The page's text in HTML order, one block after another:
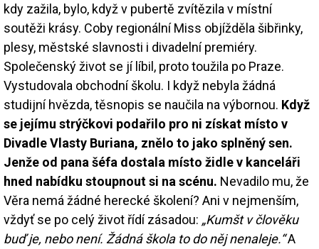
kdy zažila, bylo, když v pubertě zvítězila v místní
soutěži krásy. Coby regionální Miss objížděla šibřinky,
plesy, městské slavnosti i divadelní premiéry.
Společenský život se jí líbil, proto toužila po Praze.
Vystudovala obchodní školu. I když nebyla žádná
studijní hvězda, těsnopis se naučila na výbornou. Když
se jejímu strýčkovi podařilo pro ni získat místo v
Divadle Vlasty Buriana, znělo to jako splněný sen.
Jenže od pana šéfa dostala místo židle v kanceláři
hned nabídku stoupnout si na scénu. Nevadilo mu, že
Věra nemá žádné herecké školení? Ani v nejmenším,
vždyť se po celý život řídí zásadou: „Kumšt v člověku
buď je, nebo není. Žádná škola to do něj nenaleje.“A